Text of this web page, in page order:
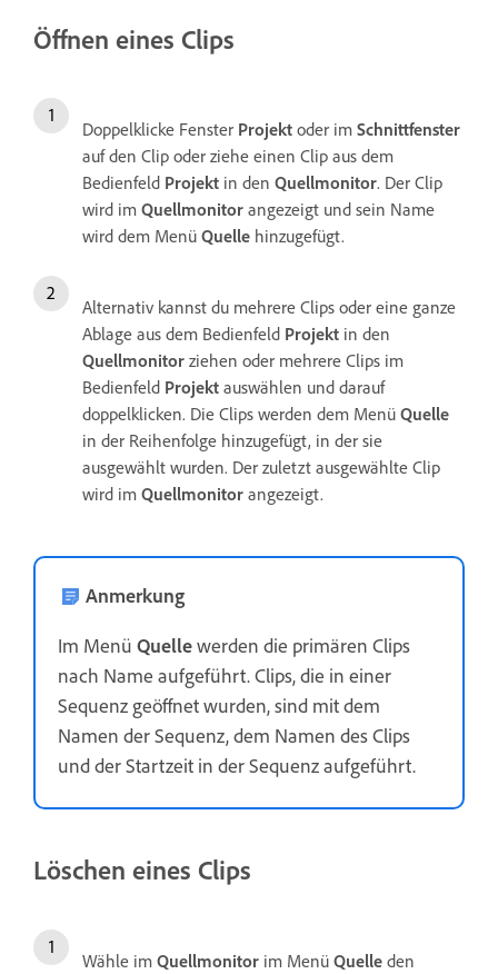
Öffnen eines Clips
Doppelklicke Fenster Projekt oder im Schnittfenster
auf den Clip oder ziehe einen Clip aus dem
Bedienfeld Projekt in den Quellmonitor. Der Clip
wird im Quellmonitor angezeigt und sein Name
wird dem Menü Quelle hinzugefügt.
Alternativ kannst du mehrere Clips oder eine ganze
Ablage aus dem Bedienfeld Projekt in den
Quellmonitor ziehen oder mehrere Clips im
Bedienfeld Projekt auswählen und darauf
doppelklicken. Die Clips werden dem Menü Quelle
in der Reihenfolge hinzugefügt, in der sie
ausgewählt wurden. Der zuletzt ausgewählte Clip
wird im Quellmonitor angezeigt.
Anmerkung
Im Menü Quellewerden die primären Clips
nach Name aufgeführt. Clips, die in einer
Sequenz geöffnet wurden, sind mit dem
Namen der Sequenz, dem Namen des Clips
und der Startzeit in der Sequenz aufgeführt.
Löschen eines Clips
Wähle im Quellmonitor im Menü Quelle den